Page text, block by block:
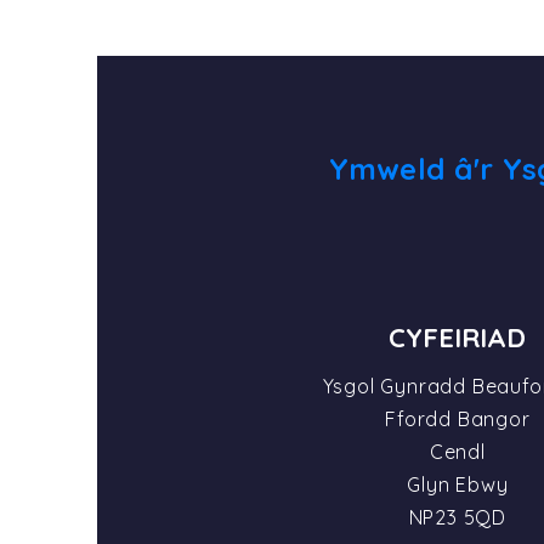
Ymweld â'r
CYFEIRIAD
Ysgol Gynradd
Ffordd Bangor
Cendl
Glyn Ebwy
NP23 5QD